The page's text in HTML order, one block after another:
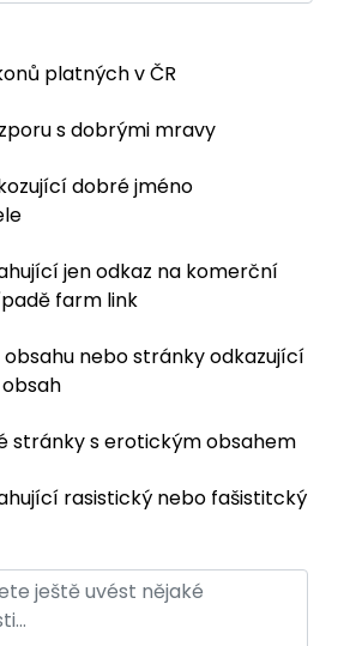
platných v ČR
s dobrými mravy
dobré jméno
jen odkaz na komerční
farm link
obsahu nebo stránky odkazující
stránky s erotickým obsahem
rasistický nebo fašistitcký